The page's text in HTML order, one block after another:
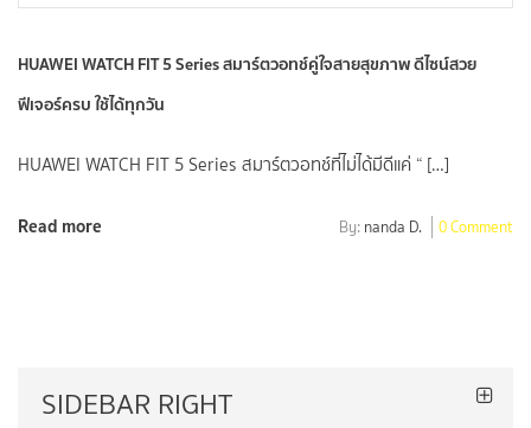
HUAWEI WATCH FIT 5 Series สมาร์ตวอทช์คู่ใจสายสุขภาพ ดีไซน์สวย
ฟีเจอร์ครบ ใช้ได้ทุกวัน
HUAWEI WATCH FIT 5 Series สมาร์ตวอทช์ที่ไม่ได้มีดีแค่ “ […]
Read more By: nanda D. 0 Comment
SIDEBAR RIGHT